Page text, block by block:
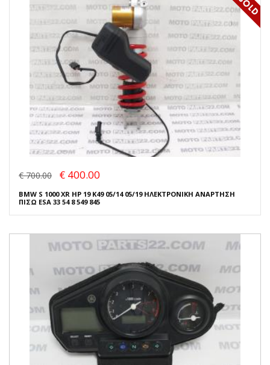
€ 700.00 € 400.00
BMW S 1000 XR HP 19 K49 05/14 05/19 ΗΛΕΚΤΡΟΝΙΚΗ ΑΝΑΡΤΗΣΗ
ΠΙΣΩ ESA 33 54 8 549 845